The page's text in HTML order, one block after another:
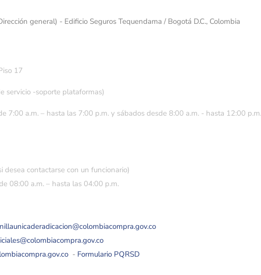
general) - Edificio Seguros Tequendama / Bogotá D.C., Colombia
17
servicio -soporte plataformas)
7:00 a.m. – hasta las 7:00 p.m. y sábados desde 8:00 a.m. - hasta 12:00 p.m.
contactarse con un funcionario)
08:00 a.m. – hasta las 04:00 p.m.
- Formulario PQRSD